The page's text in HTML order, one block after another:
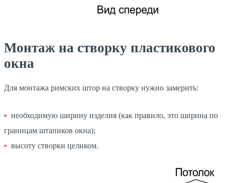
Монтаж на створку пластикового
окна
Для монтажа римских штор на створку нужно замерить:
необходимую ширину изделия (как правило, это ширина по
границам штапиков окна);
высоту створки целиком.